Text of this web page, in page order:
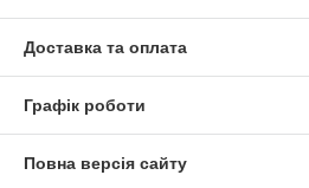
Доставка та оплата
Графік роботи
Повна версія сайту